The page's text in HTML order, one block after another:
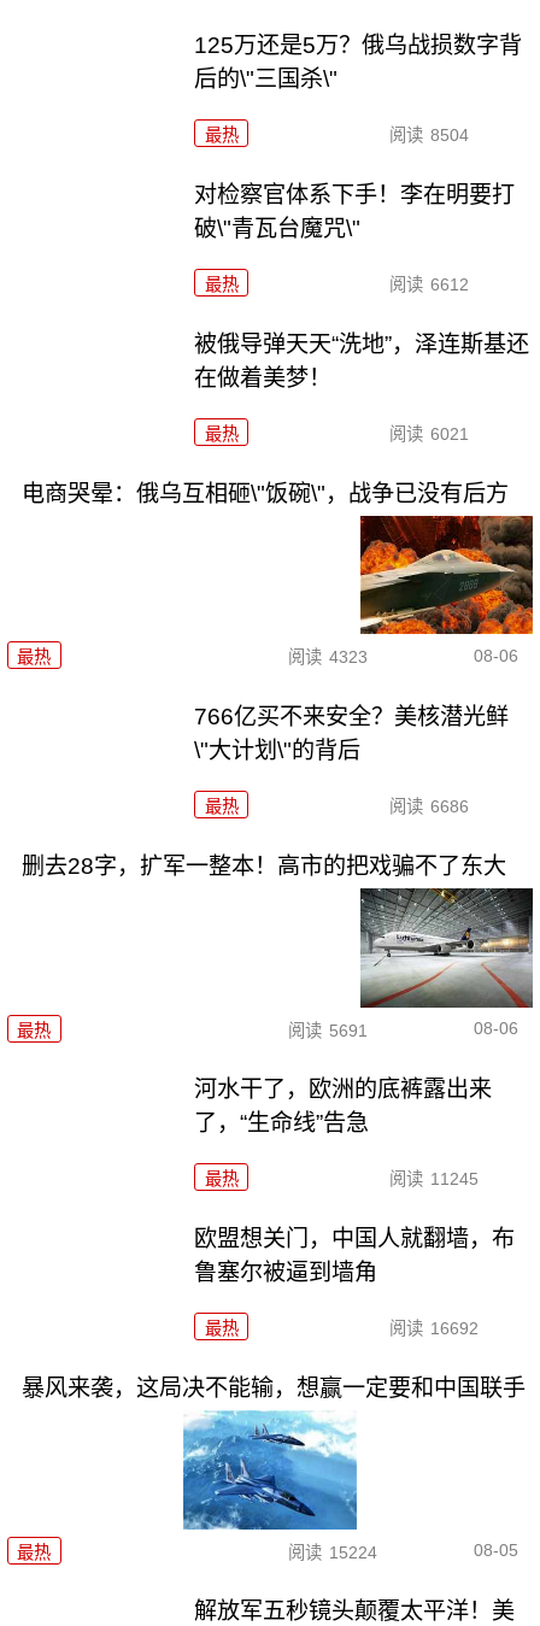
125万还是5万？俄乌战损数字背
后的\"三国杀\"
最热 阅读 8504
对检察官体系下手！李在明要打
破\"青瓦台魔咒\"
最热 阅读 6612
被俄导弹天天“洗地”，泽连斯基还
在做着美梦！
最热 阅读 6021
电商哭晕：俄乌互相砸\"饭碗\"，战争已没有后方
最热 阅读 4323 08-06
766亿买不来安全？美核潜光鲜
\"大计划\"的背后
最热 阅读 6686
删去28字，扩军一整本！高市的把戏骗不了东大
最热 阅读 5691 08-06
河水干了，欧洲的底裤露出来
了，“生命线”告急
最热 阅读 11245
欧盟想关门，中国人就翻墙，布
鲁塞尔被逼到墙角
最热 阅读 16692
暴风来袭，这局决不能输，想赢一定要和中国联手
最热 阅读 15224 08-05
解放军五秒镜头颠覆太平洋！美